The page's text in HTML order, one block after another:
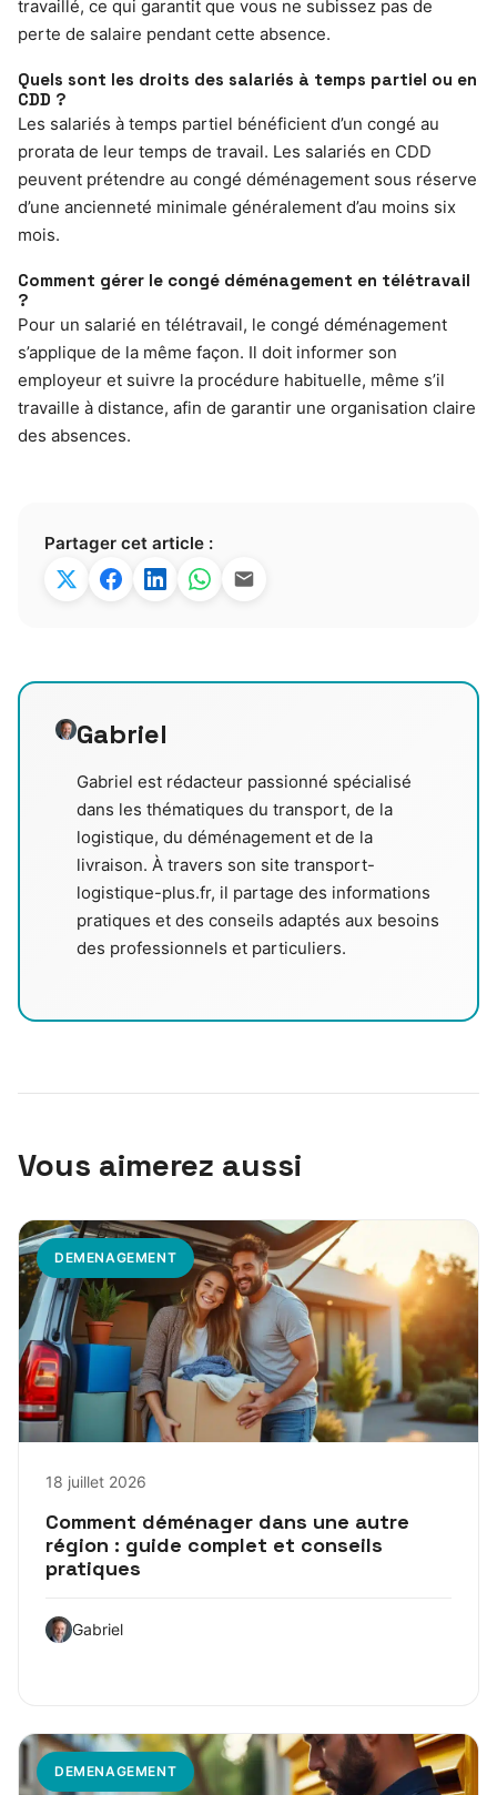
travaillé, ce qui garantit que vous ne subissez pas de
perte de salaire pendant cette absence.
Quels sont les droits des salariés à temps partiel ou en
CDD ?
Les salariés à temps partiel bénéficient d’un congé au
prorata de leur temps de travail. Les salariés en CDD
peuvent prétendre au congé déménagement sous réserve
d’une ancienneté minimale généralement d’au moins six
mois.
Comment gérer le congé déménagement en télétravail
?
Pour un salarié en télétravail, le congé déménagement
s’applique de la même façon. Il doit informer son
employeur et suivre la procédure habituelle, même s’il
travaille à distance, afin de garantir une organisation claire
des absences.
Partager cet article :
Gabriel
Gabriel est rédacteur passionné spécialisé
dans les thématiques du transport, de la
logistique, du déménagement et de la
livraison. À travers son site transport-
logistique-plus.fr, il partage des informations
pratiques et des conseils adaptés aux besoins
des professionnels et particuliers.
Vous aimerez aussi
DEMENAGEMENT
18 juillet 2026
Comment déménager dans une autre
région : guide complet et conseils
pratiques
Gabriel
DEMENAGEMENT